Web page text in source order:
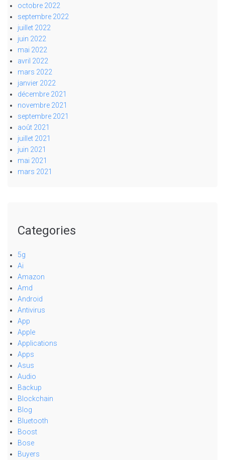
octobre 2022
septembre 2022
juillet 2022
juin 2022
mai 2022
avril 2022
mars 2022
janvier 2022
décembre 2021
novembre 2021
septembre 2021
août 2021
juillet 2021
juin 2021
mai 2021
mars 2021
Categories
5g
Ai
Amazon
Amd
Android
Antivirus
App
Apple
Applications
Apps
Asus
Audio
Backup
Blockchain
Blog
Bluetooth
Boost
Bose
Buyers